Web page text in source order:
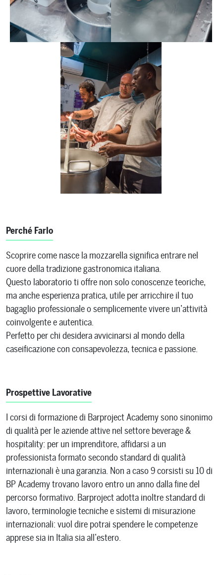
Perché Farlo
Scoprire come nasce la mozzarella significa entrare nel
cuore della tradizione gastronomica italiana.
Questo laboratorio ti offre non solo conoscenze teoriche,
ma anche esperienza pratica, utile per arricchire il tuo
bagaglio professionale o semplicemente vivere un’attività
coinvolgente e autentica.
Perfetto per chi desidera avvicinarsi al mondo della
caseificazione con consapevolezza, tecnica e passione.
Prospettive Lavorative
I corsi di formazione di Barproject Academy sono sinonimo
di qualità per le aziende attive nel settore beverage &
hospitality: per un imprenditore, affidarsi a un
professionista formato secondo standard di qualità
internazionali è una garanzia. Non a caso 9 corsisti su 10 di
BP Academy trovano lavoro entro un anno dalla fine del
percorso formativo. Barproject adotta inoltre standard di
lavoro, terminologie tecniche e sistemi di misurazione
internazionali: vuol dire potrai spendere le competenze
apprese sia in Italia sia all’estero.